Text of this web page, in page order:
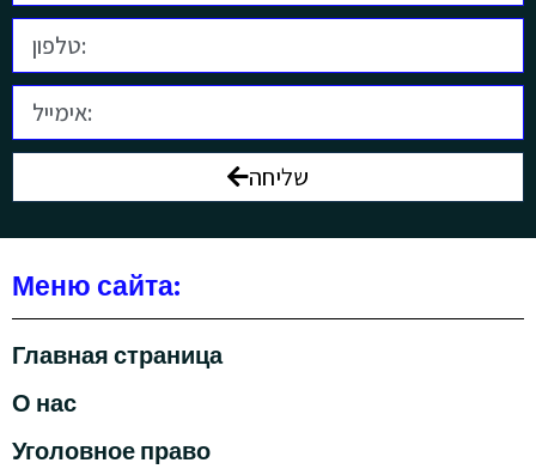
שליחה
Меню сайта:
Главная страница
О нас
Уголовное право